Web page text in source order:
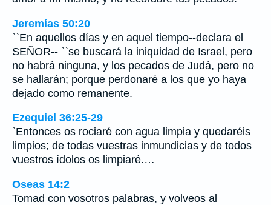
Jeremías 50:20
``En aquellos días y en aquel tiempo--declara el
SEÑOR-- ``se buscará la iniquidad de Israel, pero
no habrá ninguna, y los pecados de Judá, pero no
se hallarán; porque perdonaré a los que yo haya
dejado como remanente.
Ezequiel 36:25-29
`Entonces os rociaré con agua limpia y quedaréis
limpios; de todas vuestras inmundicias y de todos
vuestros ídolos os limpiaré.…
Oseas 14:2
Tomad con vosotros palabras, y volveos al